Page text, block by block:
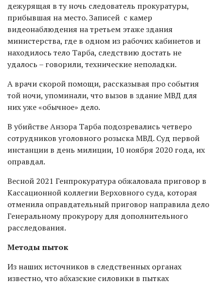
дежурящая в ту ночь следователь прокуратуры,
прибывшая на место. Записей с камер
видеонаблюдения на третьем этаже здания
министерства, где в одном из рабочих кабинетов и
находилось тело Тарба, следствию достать не
удалось – говорили, технические неполадки.
А врачи скорой помощи, рассказывая про события
той ночи, упоминали, что вызов в здание МВД для
них уже «обычное» дело.
В убийстве Анзора Тарба подозревались четверо
сотрудников уголовного розыска МВД. Суд первой
инстанции в день милиции, 10 ноября 2020 года, их
оправдал.
Весной 2021 Генпрокуратура обжаловала приговор в
Кассационной коллегии Верховного суда, которая
отменила оправдательный приговор направила дело
Генеральному прокурору для дополнительного
расследования.
Методы пыток
Из наших источников в следственных органах
известно, что абхазские силовики в пытках